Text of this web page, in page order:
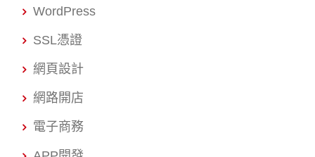
WordPress
SSL憑證
網頁設計
網路開店
電子商務